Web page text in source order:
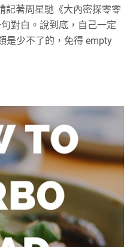
記著周星馳《大內密探零零
對白。說到底，自己一定
是少不了的，免得 empty